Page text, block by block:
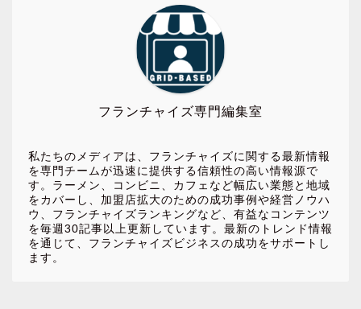
フランチャイズ専門編集室
私たちのメディアは、フランチャイズに関する最新情報
を専門チームが迅速に提供する信頼性の高い情報源で
す。ラーメン、コンビニ、カフェなど幅広い業態と地域
をカバーし、加盟店拡大のための成功事例や経営ノウハ
ウ、フランチャイズランキングなど、有益なコンテンツ
を毎週30記事以上更新しています。最新のトレンド情報
を通じて、フランチャイズビジネスの成功をサポートし
ます。